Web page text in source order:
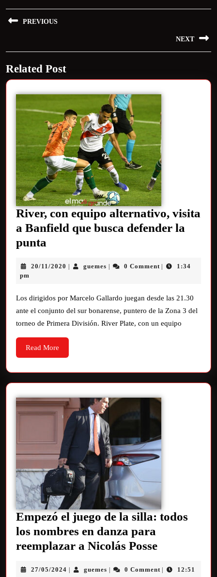
PREVIOUS
NEXT
Related Post
River, con equipo alternativo, visita
a Banfield que busca defender la
punta
20/11/2020 | guemes | 0 Comment |
1:34
pm
Los dirigidos por Marcelo Gallardo juegan desde las 21.30
ante el conjunto del sur bonarense, puntero de la Zona 3 del
torneo de Primera División. River Plate, con un equipo
Read More
Empezó el juego de la silla: todos
los nombres en danza para
reemplazar a Nicolás Posse
27/05/2024 | guemes | 0 Comment |
12:51